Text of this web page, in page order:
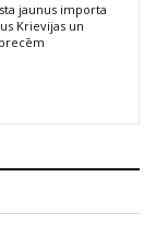
jaunus importa
Krievijas un